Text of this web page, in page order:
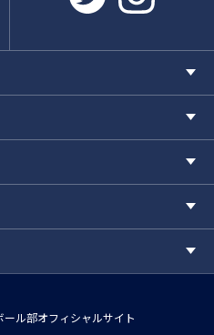
ル部オフィシャルサイト